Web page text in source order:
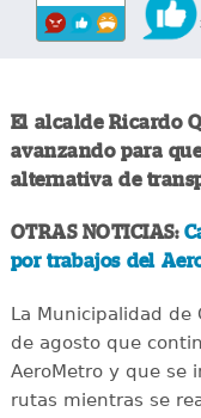
El alcalde Ricardo
avanzando para
alternativa de
OTRAS NOTICIAS:
por trabajos del
La Municipalidad
de agosto que
AeroMetro y que se
rutas mientras se